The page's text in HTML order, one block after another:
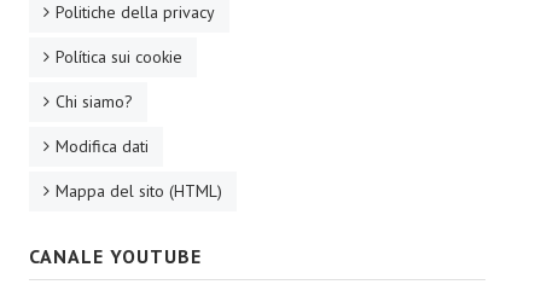
Politiche della privacy
Política sui cookie
Chi siamo?
Modifica dati
Mappa del sito (HTML)
CANALE YOUTUBE